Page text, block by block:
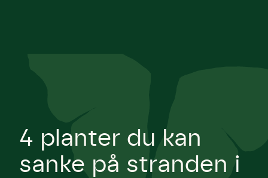
4 planter du kan
sanke på stranden i